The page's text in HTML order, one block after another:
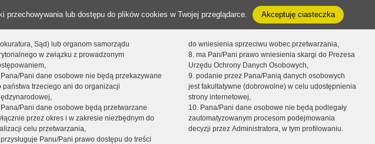
przechowywania lub dostępu do plików cookies w Twojej przeglądarce. Akceptuję ciasteczka
Sąd) lub organom samorządu
w związku z prowadzonym
Pani dane osobowe nie będą przekazywane
państwa trzeciego ani do organizacji
Pani dane osobowe będą przetwarzane
przez okres i w zakresie niezbędnym do
celu przetwarzania,
Panu/Pani prawo dostępu do treści
do wniesienia sprzeciwu wobec przetwarzania,
8. ma Pan/Pani prawo wniesienia skargi do Prezesa
Urzędu Ochrony Danych Osobowych,
9. podanie przez Pana/Panią danych osobowych
jest fakultatywne (dobrowolne) w celu udostępnienia
strony internetowej,
10. Pana/Pani dane osobowe nie będą podlegały
zautomatyzowanym procesom podejmowania
decyzji przez Administratora, w tym profilowaniu.